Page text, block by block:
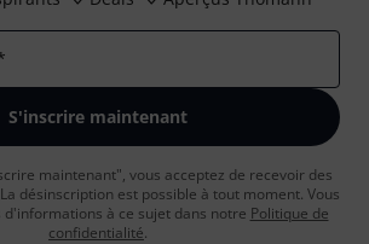
S'inscrire maintenant
maintenant", vous acceptez de recevoir des
désinscription est possible à tout moment. Vous
à ce sujet dans notre Politique de
confidentialité.